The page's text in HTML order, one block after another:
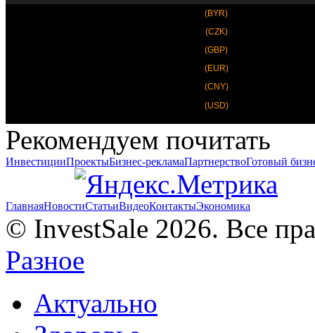
(BYR)
(CZK)
(GBP)
(EUR)
(CNY)
(USD)
Рекомендуем почитать
ИнвестицииПроектыБизнес-рекламаПартнерствоГотовый
ГлавнаяНовостиСтатьиВидеоКонтактыЭкономика
© InvestSale 2026. Все
Разное
Актуально